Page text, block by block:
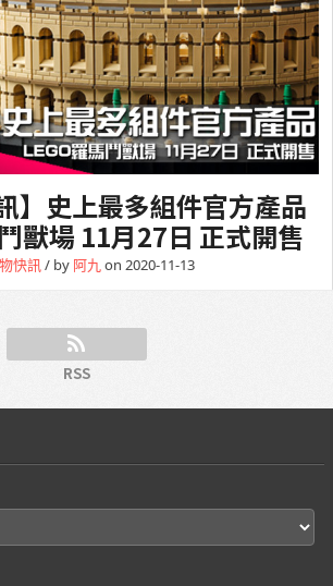
】史上最多組件官方產品
獸場 11月27日 正式開售
快訊 / by 阿九 on 2020-11-13
RSS